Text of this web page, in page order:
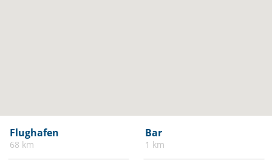
Flughafen
68 km
Bar
1 km